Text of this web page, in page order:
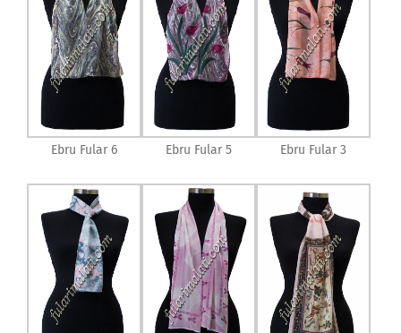
Ebru Fular 6 Ebru Fular 5 Ebru Fular 3